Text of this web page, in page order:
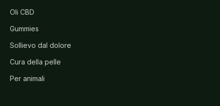
Oli CBD
Gummies
Sollievo dal dolore
Cura della pelle
Per animali